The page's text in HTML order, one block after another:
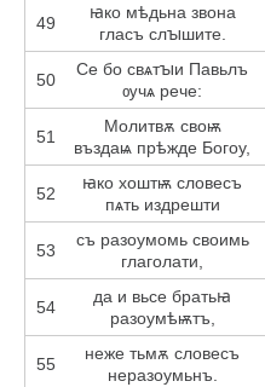
49
ꙗко мѣдьна звона
гласъ слꙑшите.
50
Се бо свѧтꙑи Павьлъ
ѹчѧ рече:
51
Молитвѫ своѭ
въздаѩ прѣжде Богоу,
52
ꙗко хоштѭ словесъ
пѧть издрешти
53
съ разоумомь своимь
глаголати,
54
да и вьсе братьꙗ
разоумѣѭтъ,
55
неже тьмѫ словесъ
неразоумьнъ.